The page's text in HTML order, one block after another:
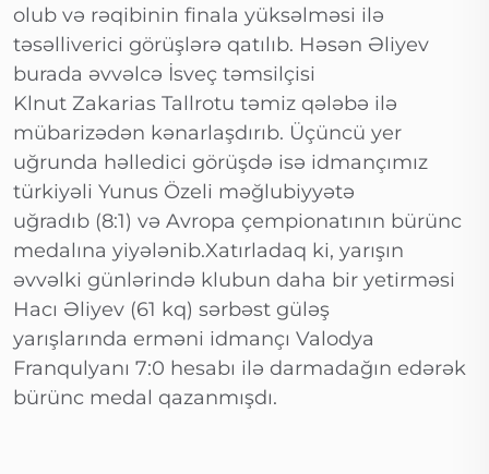
olub və rəqibinin finala yüksəlməsi ilə
təsəlliverici görüşlərə qatılıb. Həsən Əliyev
burada əvvəlcə İsveç təmsilçisi
Klnut Zakarias Tallrotu təmiz qələbə ilə
mübarizədən kənarlaşdırıb. Üçüncü yer
uğrunda həlledici görüşdə isə idmançımız
türkiyəli Yunus Özeli məğlubiyyətə
uğradıb (8:1) və Avropa çempionatının bürünc
medalına yiyələnib.Xatırladaq ki, yarışın
əvvəlki günlərində klubun daha bir yetirməsi
Hacı Əliyev (61 kq) sərbəst güləş
yarışlarında erməni idmançı Valodya
Franqulyanı 7:0 hesabı ilə darmadağın edərək
bürünc medal qazanmışdı.